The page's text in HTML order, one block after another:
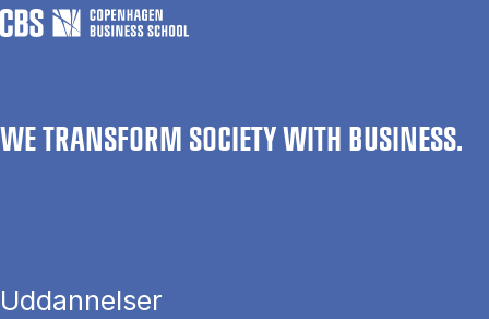
WE TRANSFORM SOCIETY WITH BUSINESS.
Uddannelser